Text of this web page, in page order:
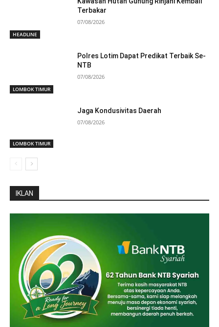
HEADLINE
Terbakar
07/08/2026
LOMBOK TIMUR
Polres Lotim Dapat Predikat Terbaik Se-
NTB
07/08/2026
LOMBOK TIMUR
Jaga Kondusivitas Daerah
07/08/2026
IKLAN